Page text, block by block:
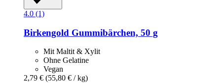
4.0 (1)
Birkengold Gummibärchen, 50 g
Mit Maltit & Xylit
Ohne Gelatine
Vegan
2,79 € (55,80 € / kg)